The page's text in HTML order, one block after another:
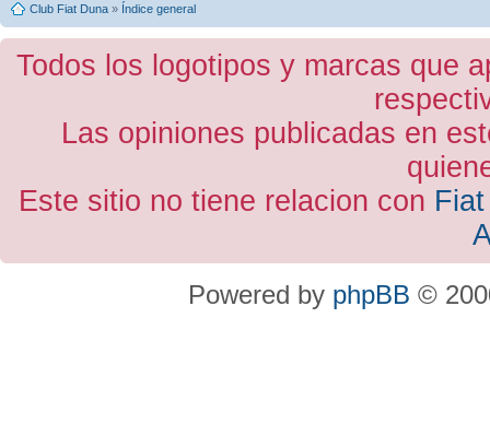
Club Fiat Duna » Índice general
Todos los logotipos y marcas que
Las opiniones publicadas en
Este sitio no tiene relacion con
Powered by phpBB ©